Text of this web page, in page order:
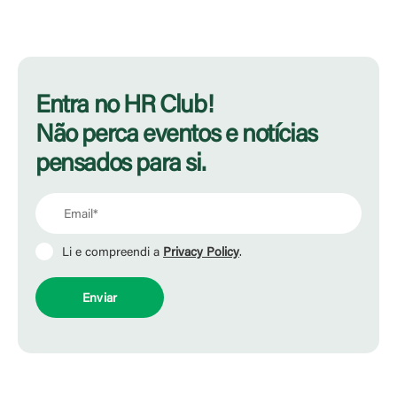
Entra no HR Club!
Não perca eventos e notícias
pensados para si.
Li e compreendi a Privacy Policy.